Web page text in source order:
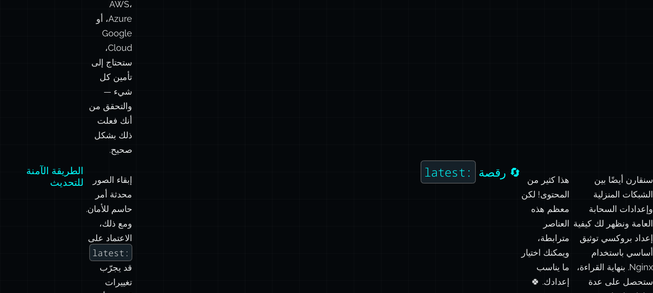
Google
Cloud،
ستحتاج إلى
تأمين كل
شيء —
والتحقق من
أنك فعلت
ذلك بشكل
صحيح.
الشبكات المنزلية
وإعدادات السحابة
العامة ونظهر لك كيفية
إعداد بروكسي توثيق
أساسي باستخدام
Nginx. بنهاية القراءة،
ستحصل على عدة
خيارات لإبعاد
المحتوى! لكن
معظم هذه
العناصر
مترابطة،
ويمكنك اختيار
ما يناسب
إعدادك. 🍀
🔄 رقصة :latest
محدثة أمر
حاسم للأمان.
ومع ذلك،
الاعتماد على
:latest
قد يجرّب
تغييرات
كسرية أو بنى
للتحديث